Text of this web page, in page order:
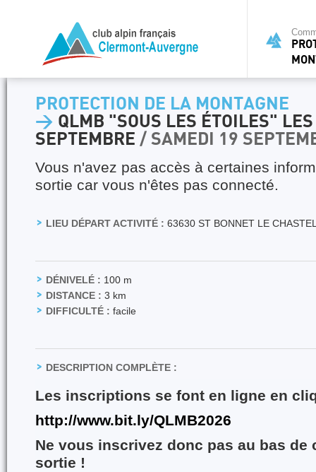
PROTECTION DE LA MONTAGNE
> QLMB "SOUS LES ÉTOILES"
SEPTEMBRE / SAMEDI 19
Vous n'avez pas accès à certaines
sortie car vous n'êtes pas connecté.
LIEU DÉPART ACTIVITÉ : 63630 ST BONNET LE
DÉNIVELÉ : 100 m
DISTANCE : 3 km
DIFFICULTÉ : facile
DESCRIPTION COMPLÈTE :
Les inscriptions se font en ligne en
http://www.bit.ly/QLMB2026
Ne vous inscrivez donc pas au bas de
sortie !